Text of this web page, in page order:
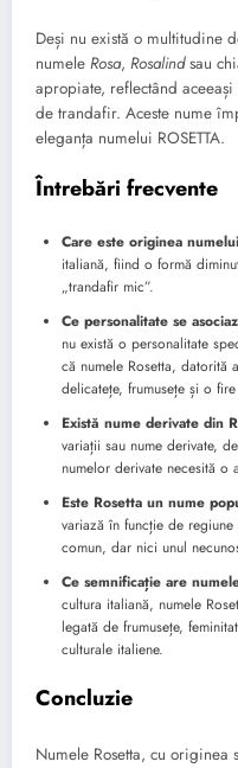
Deși nu există o multitudine
numele Rosa, Rosalindsau
apropiate, reflectând
de trandafir. Aceste nume
eleganța numelui ROSETTA.
Întrebări frecvente
Care este originea
italiană, fiind o formă
„trandafir mic”.
Ce personalitate se
nu există o personalitate
că numele Rosetta, datorită
delicatețe, frumusețe și o
Există nume derivate din
variații sau nume derivate,
numelor derivate necesită o
Este Rosetta un nume
variază în funcție de
comun, dar nici unul
Ce semnificație are
cultura italiană, numele
legată de frumusețe,
culturale italiene.
Concluzie
Numele Rosetta, cu